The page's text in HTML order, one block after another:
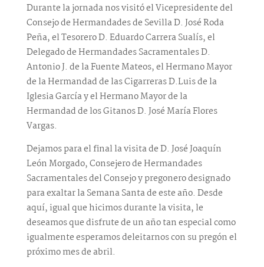
Durante la jornada nos visitó el Vicepresidente del
Consejo de Hermandades de Sevilla D. José Roda
Peña, el Tesorero D. Eduardo Carrera Sualís, el
Delegado de Hermandades Sacramentales D.
Antonio J. de la Fuente Mateos, el Hermano Mayor
de la Hermandad de las Cigarreras D.Luis de la
Iglesia García y el Hermano Mayor de la
Hermandad de los Gitanos D. José María Flores
Vargas.
Dejamos para el final la visita de D. José Joaquín
León Morgado, Consejero de Hermandades
Sacramentales del Consejo y pregonero designado
para exaltar la Semana Santa de este año. Desde
aquí, igual que hicimos durante la visita, le
deseamos que disfrute de un año tan especial como
igualmente esperamos deleitarnos con su pregón el
próximo mes de abril.